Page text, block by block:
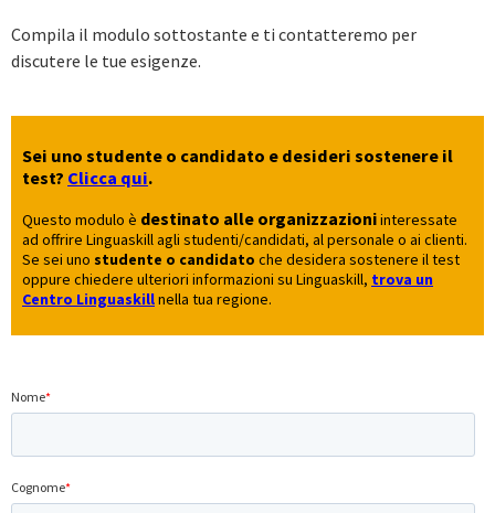
Compila il modulo sottostante e ti contatteremo per
discutere le tue esigenze.